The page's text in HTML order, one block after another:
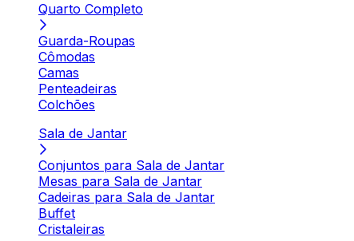
Quarto Completo
Guarda-Roupas
Cômodas
Camas
Penteadeiras
Colchões
Sala de Jantar
Conjuntos para Sala de Jantar
Mesas para Sala de Jantar
Cadeiras para Sala de Jantar
Buffet
Cristaleiras